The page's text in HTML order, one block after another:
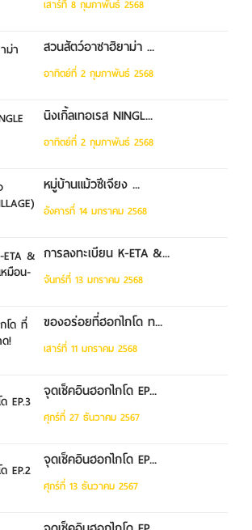
เสาร์ที่ 8 กุมภาพันธ์ 2568
สวนสัตว์อาซาฮิยาม่า ...
อาทิตย์ที่ 2 กุมภาพันธ์ 2568
นิงเกิ้ลเทอเรส NINGL...
อาทิตย์ที่ 2 กุมภาพันธ์ 2568
หมู่บ้านแม้วซีเจียง ...
อังคารที่ 14 มกราคม 2568
การลงทะเบียน K-ETA &...
จันทร์ที่ 13 มกราคม 2568
ของอร่อยที่ฮอกไกโด ท...
เสาร์ที่ 11 มกราคม 2568
จุดเช็คอินฮอกไกโด EP...
ศุกร์ที่ 27 ธันวาคม 2567
จุดเช็คอินฮอกไกโด EP...
ศุกร์ที่ 13 ธันวาคม 2567